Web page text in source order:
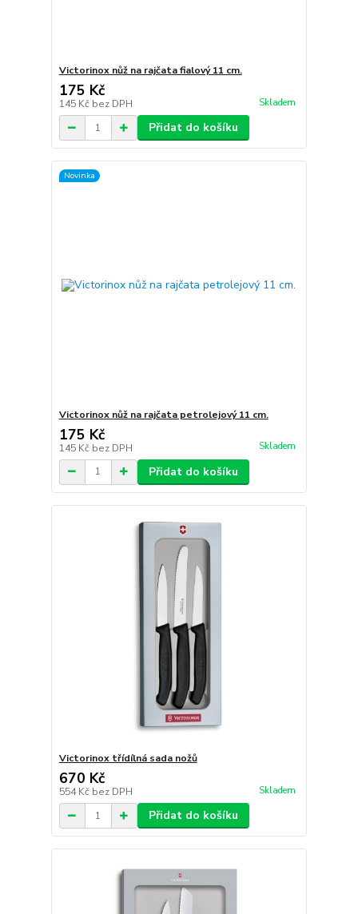
Victorinox nůž na rajčata fialový 11 cm.
175 Kč
145 Kč bez DPH Skladem
Přidat do košíku
Novinka
Victorinox nůž na rajčata petrolejový 11 cm.
175 Kč
145 Kč bez DPH Skladem
Přidat do košíku
Victorinox třídílná sada nožů
670 Kč
554 Kč bez DPH Skladem
Přidat do košíku